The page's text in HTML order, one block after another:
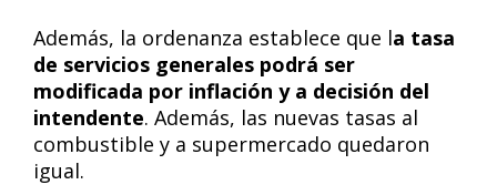
Además, la ordenanza establece que la tasa
de servicios generales podrá ser
modificada por inflación y a decisión del
intendente. Además, las nuevas tasas al
combustible y a supermercado quedaron
igual.